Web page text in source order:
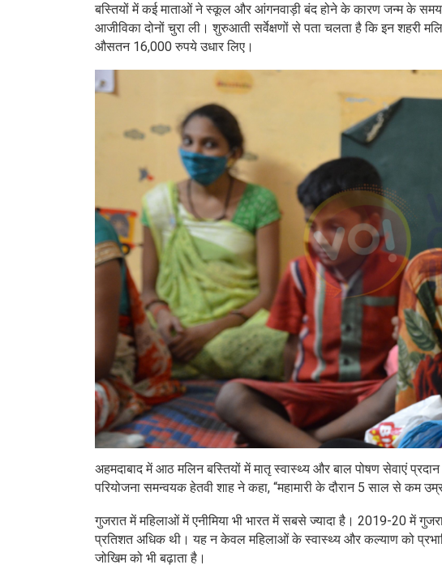
बस्तियों में कई माताओं ने स्कूल और आंगनवाड़ी बंद होने के कारण जन्म के समय
आजीविका दोनों चुरा ली। शुरुआती सर्वेक्षणों से पता चलता है कि इन शहरी
औसतन 16,000 रुपये उधार लिए।
अहमदाबाद में आठ मलिन बस्तियों में मातृ स्वास्थ्य और बाल पोषण सेवाएं
परियोजना समन्वयक हेतवी शाह ने कहा, “महामारी के दौरान 5 साल से कम
गुजरात में महिलाओं में एनीमिया भी भारत में सबसे ज्यादा है। 2019-20 में
प्रतिशत अधिक थी। यह न केवल महिलाओं के स्वास्थ्य और कल्याण को
जोखिम को भी बढ़ाता है।